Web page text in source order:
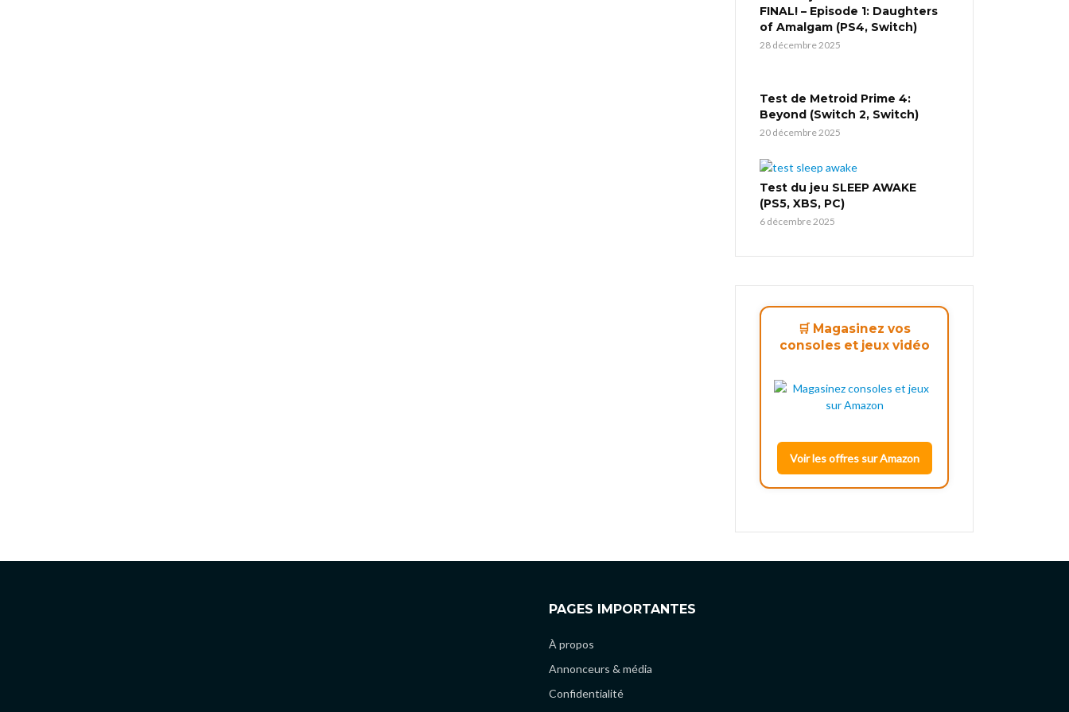
FINAL! – Episode 1: Daughters
of Amalgam (PS4, Switch)
28 décembre 2025
Test de Metroid Prime 4:
Beyond (Switch 2, Switch)
20 décembre 2025
Test du jeu SLEEP AWAKE
(PS5, XBS, PC)
6 décembre 2025
🛒 Magasinez vos
consoles et jeux vidéo
Voir les offres sur Amazon
PAGES IMPORTANTES
À propos
Annonceurs & média
Confidentialité